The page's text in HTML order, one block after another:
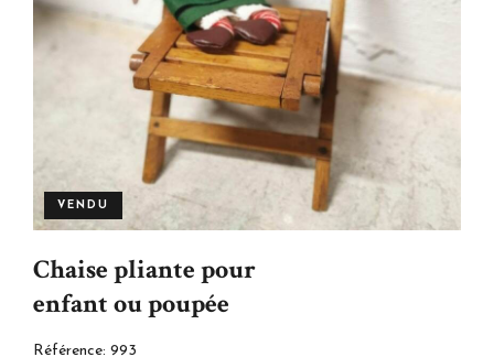
VENDU
Chaise pliante pour
enfant ou poupée
Référence: 993